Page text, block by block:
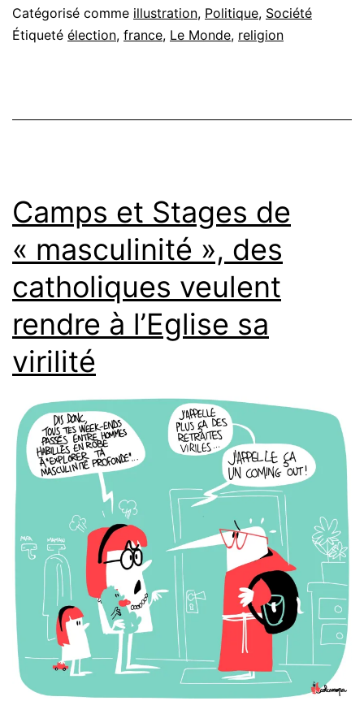
Catégorisé comme illustration, Politique, Société
Étiqueté élection, france, Le Monde, religion
Camps et Stages de
« masculinité », des
catholiques veulent
rendre à l’Eglise sa
virilité